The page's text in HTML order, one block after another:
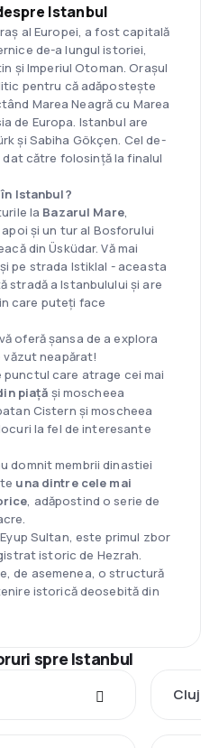
Istanbul
al Europei, a fost capitală
de-a lungul istoriei,
și Imperiul Otoman. Orașul
pentru că adăpostește
Marea Neagră cu Marea
de Europa. Istanbul are
și Sabiha Gökçen. Cel de-
dat către folosință la finalul
Istanbul?
la Bazarul Mare,
și un tur al Bosforului
din Üsküdar. Vă mai
pe strada Istiklal - aceasta
stradă a Istanbulului și are
care puteți face
oferă șansa de a explora
văzut neapărat!
care atrage cei mai
piață și moscheea
Cistern și moscheea
la fel de interesante
domnit membrii dinastiei
una dintre cele mai
, adăpostind o serie de
Sultan, este primul zbor
istoric de Hezrah.
de asemenea, o structură
istorică deosebită din
spre Istanbul
Cluj-